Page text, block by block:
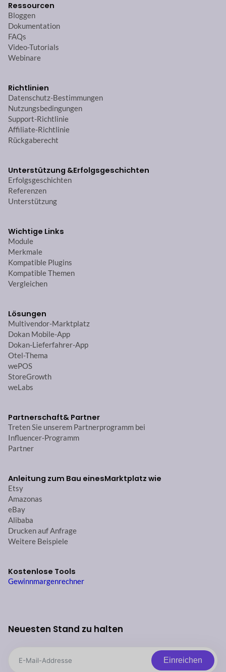
Ressourcen
Bloggen
Dokumentation
FAQs
Video-Tutorials
Webinare
Richtlinien
Datenschutz-Bestimmungen
Nutzungsbedingungen
Support-Richtlinie
Affiliate-Richtlinie
Rückgaberecht
Unterstützung &Erfolgsgeschichten
Erfolgsgeschichten
Referenzen
Unterstützung
Wichtige Links
Module
Merkmale
Kompatible Plugins
Kompatible Themen
Vergleichen
Lösungen
Multivendor-Marktplatz
Dokan Mobile-App
Dokan-Lieferfahrer-App
Otel-Thema
wePOS
StoreGrowth
weLabs
Partnerschaft& Partner
Treten Sie unserem Partnerprogramm bei
Influencer-Programm
Partner
Anleitung zum Bau einesMarktplatz wie
Etsy
Amazonas
eBay
Alibaba
Drucken auf Anfrage
Weitere Beispiele
Kostenlose Tools
Gewinnmargenrechner
Neuesten Stand zu halten
Einreichen